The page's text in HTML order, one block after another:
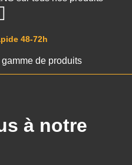
48-72h
de produits
à notre